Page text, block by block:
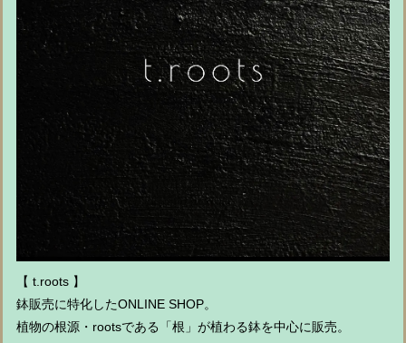
【 t.roots 】
鉢販売に特化したONLINE SHOP。
植物の根源・rootsである「根」が植わる鉢を中心に販売。